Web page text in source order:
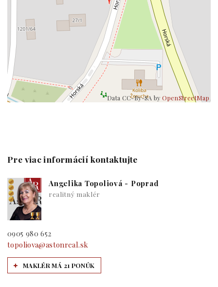
Data CC-By-SA byOpenStreetMap
Pre viac informácií kontaktujte
Angelika Topoliová - Poprad
realitný maklér
0905 980 652
topoliova@astonreal.sk
MAKLÉR MÁ 21 PONÚK